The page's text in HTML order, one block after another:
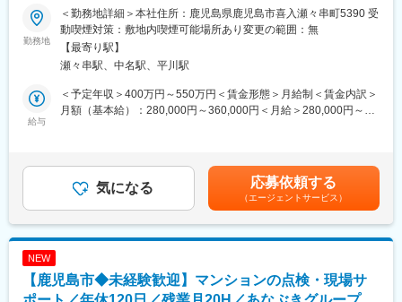
鹿児島県を代表する建築物に携わることができ、長年培った高い
技術力を実践で学べます。直行直帰や毎日自宅へ帰れる勤務形態
で、働きやすい環境が整っています。
入社後はOJTを中心に、先輩社員と現場を回りながら業務を習
得。資格取得支援や手当も充実しています。
残業月30時間以内、社宅・家賃補助制度あり。マイカー通勤可、
転勤なし。
施工管理技士として経験を積みながら、将来的には現場責任者や
■企業の特徴/魅力
調に口コミでお客様からの引き合いがあり、業績も好調です。
直近では最新のIoT機器を導入した無人型のモデルハウスを南さつ
ま市にオープン。最新技術も取り入れながらお客様に喜ばれる体
制を作っています。
■担当業務：
地域に根差し、お客様のニーズに寄り添った住宅づくりで口コミ
す。
社内の担当が作成した図面が下りてきてから協力会社との工事工
程の調整や家が建つまでの進捗管理まで担当します。
が成約後の後工程を担当していますがこの度社員も増え、モデル
ルーム開設によりお客様も増えるタイミングですので、施工管理
勤務地
＜勤務地詳細＞本社住所：鹿児島県鹿児島市喜入瀬々串町5390 受
動喫煙対策：敷地内喫煙可能場所あり変更の範囲：無
【最寄り駅】
瀬々串駅、中名駅、平川駅
給与
＜予定年収＞400万円～550万円＜賃金形態＞月給制＜賃金内訳＞
月額（基本給）：280,000円～360,000円＜月給＞280,000円～
は固定手当を含めた表記です。
気になる 応募依頼する
（エージェントサービス）
NEW
【鹿児島市◆未経験歓迎】マンションの点検・現場サ